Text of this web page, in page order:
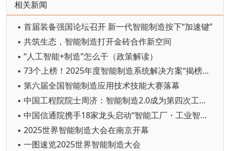
相关新闻
▪ 首届装备强国论坛召开 新一代智能制造按下“加速键”
▪ 共筑生态，智能制造打开金砖合作新空间
▪ “人工智能+制造”怎么干（政策解读）
▪ 73个上榜！2025年度智能制造系统解决方案“揭榜挂帅”项目名单公布
▪ 第六届全国智能制造应用技术技能大赛落幕
▪ 中国工程院院士周济：智能制造2.0成为第四次工业革命核心技术
▪ 中国信通院携手18家龙头启动“智能工厂・工业智能场景创新计划”
▪ 2025世界智能制造大会在南京开幕
▪ 一图速览2025世界智能制造大会